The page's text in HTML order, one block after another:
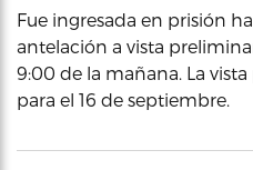
Fue ingresada en prisión
antelación a vista
9:00 de la mañana. La
para el 16 de septiembre.